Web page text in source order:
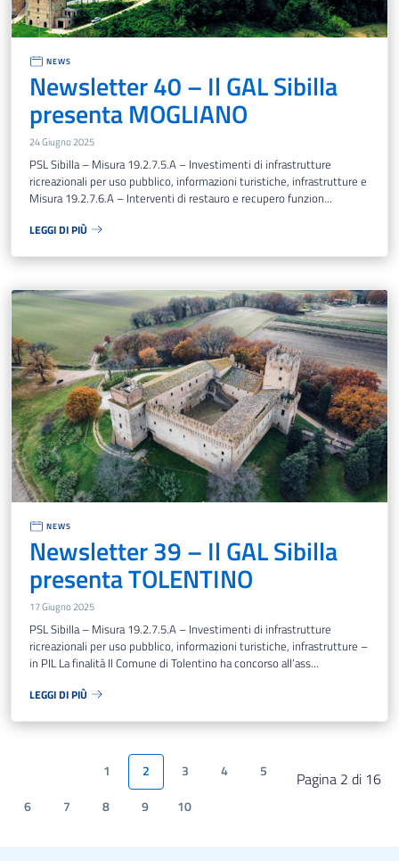
NEWS
Newsletter 40 – Il GAL Sibilla
presenta MOGLIANO
24 Giugno 2025
PSL Sibilla – Misura 19.2.7.5.A – Investimenti di infrastrutture
ricreazionali per uso pubblico, informazioni turistiche, infrastrutture e
Misura 19.2.7.6.A – Interventi di restauro e recupero funzion...
LEGGI DI PIÙ
NEWS
Newsletter 39 – Il GAL Sibilla
presenta TOLENTINO
17 Giugno 2025
PSL Sibilla – Misura 19.2.7.5.A – Investimenti di infrastrutture
ricreazionali per uso pubblico, informazioni turistiche, infrastrutture –
in PIL La finalità Il Comune di Tolentino ha concorso all’ass...
LEGGI DI PIÙ
Pagina 2 di 16
1 2 3 4
5
6
7 8 9 10